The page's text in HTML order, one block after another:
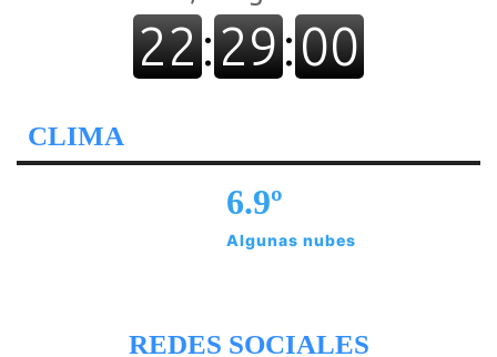
CLIMA
6.9º
Algunas nubes
REDES SOCIALES